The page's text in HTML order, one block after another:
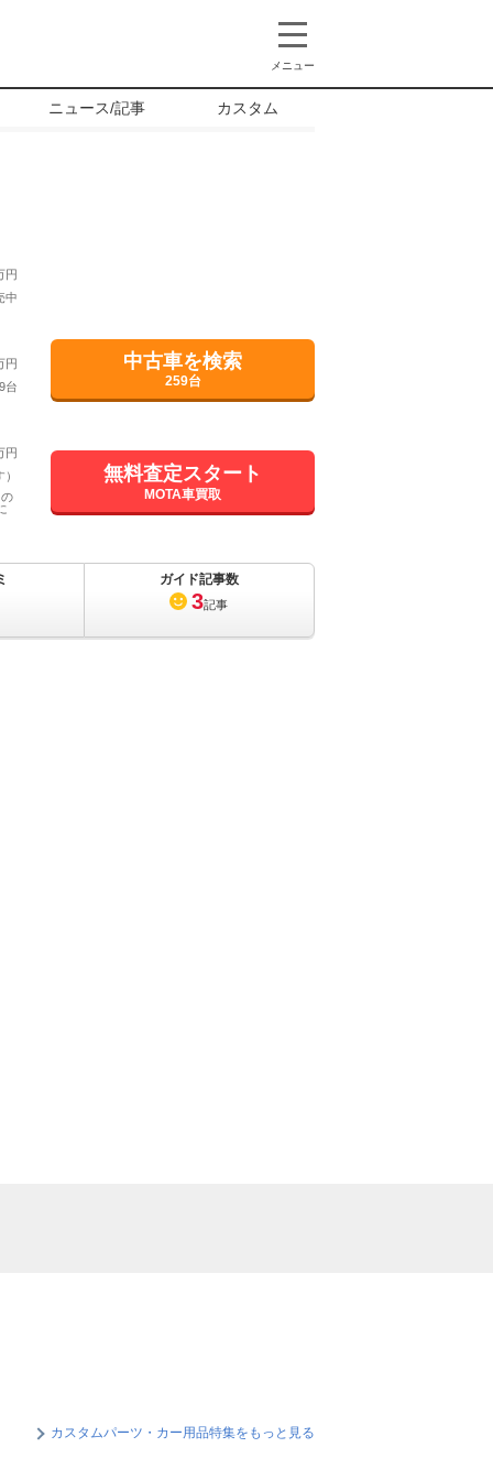
メニュー
ニュース/記事 カスタム
円
中
円
台
中古車を検索
259台
円
無料査定スタート
MOTA車買取
ガイド記事数
3記事
カスタムパーツ・カー用品特集をもっと見る